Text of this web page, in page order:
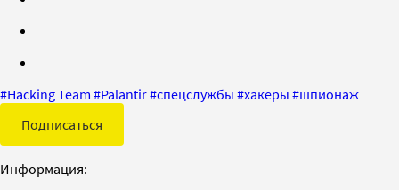
#Hacking Team #Palantir#спецслужбы #хакеры #шпионаж
Подписаться
Информация: